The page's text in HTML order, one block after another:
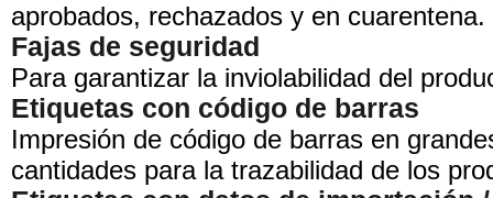
aprobados, rechazados y en cuarentena.
Fajas de seguridad
Para garantizar la inviolabilidad del
Etiquetas con código de barras
Impresión de código de barras en
cantidades para la trazabilidad de los